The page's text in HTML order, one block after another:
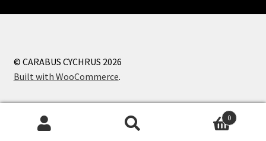
© CARABUS CYCHRUS 2026
Built with WooCommerce.
Recherche
Recherche
0